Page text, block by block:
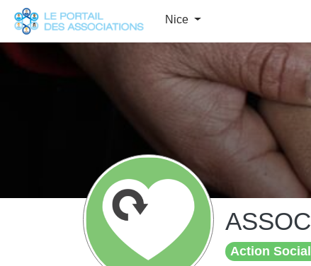
Nice
Action
Panneau de gestion des cookies